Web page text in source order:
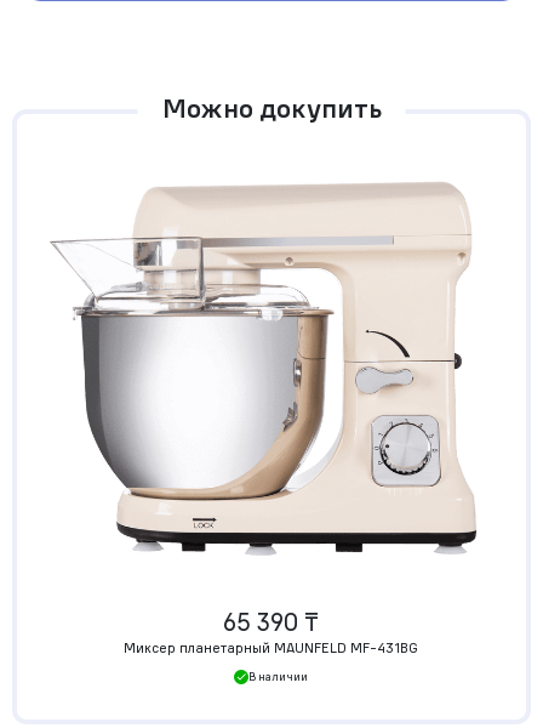
Можно докупить
65 390 ₸
Миксер планетарный MAUNFELD MF-431BG
В наличии